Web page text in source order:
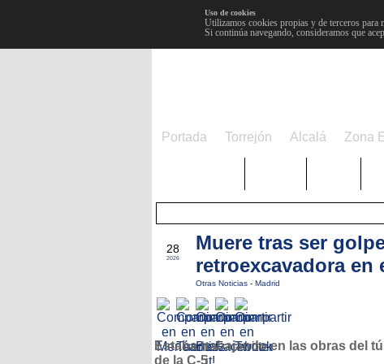
Uso de cookies
Utilizamos cookies propias y de terceros para
Si continúa navegando, consideramos que
Portada Torrejón Alcalá Zona
28
2026
Muere tras ser
retroexcavadora en
Otras Noticias - Madrid
Estaba trabajando en las obras del
de la C-5